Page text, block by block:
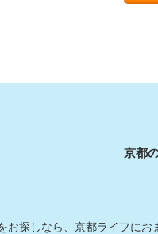
京都
お探しなら、京都ライフに